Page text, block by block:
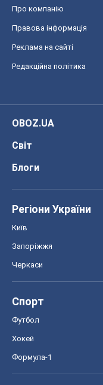
Про компанію
Правова інформація
Реклама на сайті
Редакційна політика
OBOZ.UA
Світ
Блоги
Регіони України
Київ
Запоріжжя
Черкаси
Спорт
Футбол
Хокей
Формула-1